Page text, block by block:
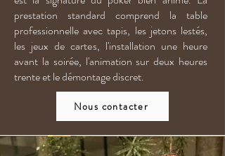
prestation standard comprend la table
professionnelle avec tapis, les jetons lestés,
les jeux de cartes, l'installation une heure
avant la soirée, l'animation sur deux heures
trente et le démontage discret.
Nous contacter